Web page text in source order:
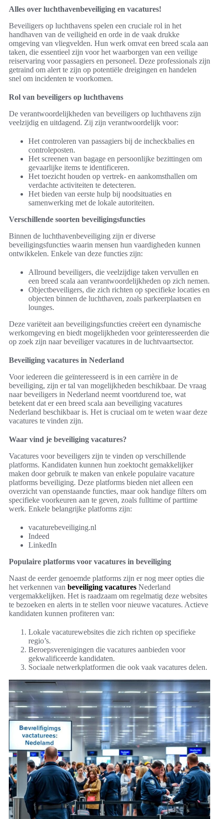
Alles over luchthavenbeveiliging en vacatures!
Beveiligers op luchthavens spelen een cruciale rol in het
handhaven van de veiligheid en orde in de vaak drukke
omgeving van vliegvelden. Hun werk omvat een breed scala aan
taken, die essentieel zijn voor het waarborgen van een veilige
reiservaring voor passagiers en personeel. Deze professionals zijn
getraind om alert te zijn op potentiële dreigingen en handelen
snel om incidenten te voorkomen.
Rol van beveiligers op luchthavens
De verantwoordelijkheden van beveiligers op luchthavens zijn
veelzijdig en uitdagend. Zij zijn verantwoordelijk voor:
Het controleren van passagiers bij de incheckbalies en
controleposten.
Het screenen van bagage en persoonlijke bezittingen om
gevaarlijke items te identificeren.
Het toezicht houden op vertrek- en aankomsthallen om
verdachte activiteiten te detecteren.
Het bieden van eerste hulp bij noodsituaties en
samenwerking met de lokale autoriteiten.
Verschillende soorten beveiligingsfuncties
Binnen de luchthavenbeveiliging zijn er diverse
beveiligingsfuncties waarin mensen hun vaardigheden kunnen
ontwikkelen. Enkele van deze functies zijn:
Allround beveiligers, die veelzijdige taken vervullen en
een breed scala aan verantwoordelijkheden op zich nemen.
Objectbeveiligers, die zich richten op specifieke locaties en
objecten binnen de luchthaven, zoals parkeerplaatsen en
lounges.
Deze variëteit aan beveiligingsfuncties creëert een dynamische
werkomgeving en biedt mogelijkheden voor geïnteresseerden die
op zoek zijn naar beveiliger vacatures in de luchtvaartsector.
Beveiliging vacatures in Nederland
Voor iedereen die geïnteresseerd is in een carrière in de
beveiliging, zijn er tal van mogelijkheden beschikbaar. De vraag
naar beveiligers in Nederland neemt voortdurend toe, wat
betekent dat er een breed scala aan beveiliging vacatures
Nederland beschikbaar is. Het is cruciaal om te weten waar deze
vacatures te vinden zijn.
Waar vind je beveiliging vacatures?
Vacatures voor beveiligers zijn te vinden op verschillende
platforms. Kandidaten kunnen hun zoektocht gemakkelijker
maken door gebruik te maken van enkele populaire vacature
platforms beveiliging. Deze platforms bieden niet alleen een
overzicht van openstaande functies, maar ook handige filters om
specifieke voorkeuren aan te geven, zoals fulltime of parttime
werk. Enkele belangrijke platforms zijn:
vacaturebeveiliging.nl
Indeed
LinkedIn
Populaire platforms voor vacatures in beveiliging
Naast de eerder genoemde platforms zijn er nog meer opties die
het verkennen van beveiliging vacatures Nederland
vergemakkelijken. Het is raadzaam om regelmatig deze websites
te bezoeken en alerts in te stellen voor nieuwe vacatures. Actieve
kandidaten kunnen profiteren van:
Lokale vacaturewebsites die zich richten op specifieke
regio’s.
Beroepsverenigingen die vacatures aanbieden voor
gekwalificeerde kandidaten.
Sociaale netwerkplatformen die ook vaak vacatures delen.